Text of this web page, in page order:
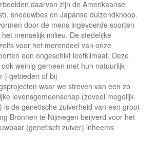
daarvan zijn de Amerikaanse
sneeuwbes en Japanse duizendknoop.
door de mens ingevoerde soorten
menselijk milieu. De stedelijke
voor het merendeel van onze
een ongeschikt leefklimaat. Deze
weinig gemeen met hun natuurlijk
) gebieden of bij
waar we streven van een zo
levensgemeenschap (zoveel mogelijk
is de genetische zuiverheid van een groot
Bronnen te Nijmegen beijverd voor het
(genetisch zuiver) inheems